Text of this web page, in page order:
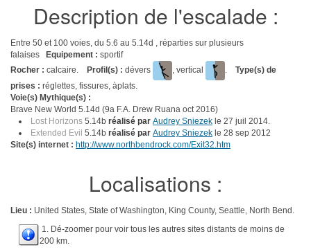
Description de l'escalade :
Entre 50 et 100 voies, du 5.6 au 5.14d , réparties sur plusieurs
falaises
Equipement : sportif
Rocher : calcaire. Profil(s) : dévers , vertical . Type(s) de
prises : réglettes, fissures, àplats.
Voie(s) Mythique(s) :
Brave New World 5.14d (9a F.A. Drew Ruana oct 2016)
Lost Horizons 5.14b réalisé par Audrey Sniezek le 27 juil 2014.
Extended Evil 5.14b réalisé par Audrey Sniezek le 28 sep 2012
Site(s) internet : http://www.northbendrock.com/Exit32.htm
Localisations :
Lieu : United States, State of Washington, King County, Seattle, North Bend.
1. Dé-zoomer pour voir tous les autres sites distants de moins de
200 km.